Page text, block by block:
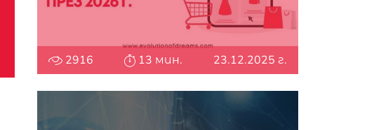
2916 13 мин. 23.12.2025 г.